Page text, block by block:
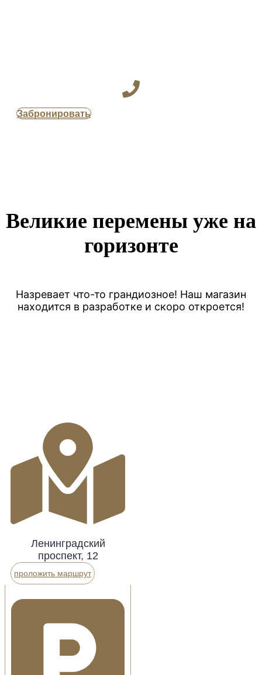
Забронировать
Великие перемены уже на
горизонте
Назревает что-то грандиозное! Наш магазин
находится в разработке и скоро откроется!
Ленинградский
проспект, 12
проложить маршрут